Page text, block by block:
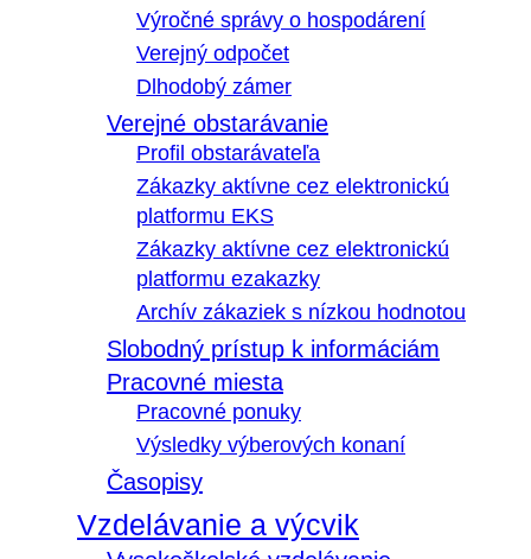
Výročné správy o hospodárení
Verejný odpočet
Dlhodobý zámer
Verejné obstarávanie
Profil obstarávateľa
Zákazky aktívne cez elektronickú
platformu EKS
Zákazky aktívne cez elektronickú
platformu ezakazky
Archív zákaziek s nízkou hodnotou
Slobodný prístup k informáciám
Pracovné miesta
Pracovné ponuky
Výsledky výberových konaní
Časopisy
Vzdelávanie a výcvik